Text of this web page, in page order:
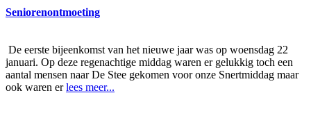
Seniorenontmoeting
De eerste bijeenkomst van het nieuwe jaar was op woensdag 22
januari. Op deze regenachtige middag waren er gelukkig toch een
aantal mensen naar De Stee gekomen voor onze Snertmiddag maar
ook waren erlees meer...